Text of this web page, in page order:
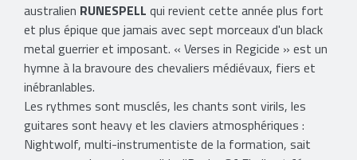
australien RUNESPELL qui revient cette année plus fort
et plus épique que jamais avec sept morceaux d'un black
metal guerrier et imposant. « Verses in Regicide » est un
hymne à la bravoure des chevaliers médiévaux, fiers et
inébranlables.
Les rythmes sont musclés, les chants sont virils, les
guitares sont heavy et les claviers atmosphériques :
Nightwolf, multi-instrumentiste de la formation, sait